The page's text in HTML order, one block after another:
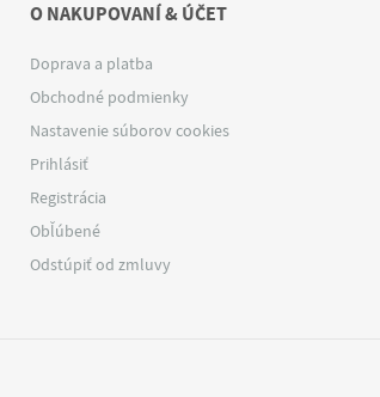
O NAKUPOVANÍ & ÚČET
Doprava a platba
Obchodné podmienky
Nastavenie súborov cookies
Prihlásiť
Registrácia
Obľúbené
Odstúpiť od zmluvy